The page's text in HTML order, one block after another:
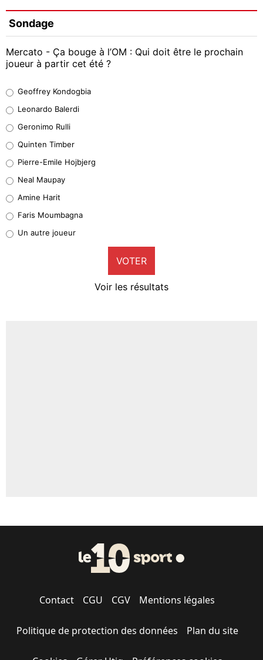
Sondage
Mercato - Ça bouge à l’OM : Qui doit être le prochain
joueur à partir cet été ?
38%
32%
5%
1%
9%
Geoffrey Kondogbia
Leonardo Balerdi
Geronimo Rulli
Quinten Timber
Pierre-Emile Hojbjerg
Neal Maupay
Amine Harit
Faris Moumbagna
Un autre joueur
VOTER
Voir les résultats
Contact CGU CGV Mentions légales
Politique de protection des données Plan du site